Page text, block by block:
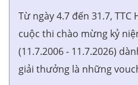
Từ ngày 4.7 đến 31.7,
cuộc thi chào mừng kỷ
(11.7.2006 - 11.7.2026)
giải thưởng là những